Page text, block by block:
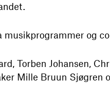
og
Torben Johansen,
Mille Bruun Sjøgren